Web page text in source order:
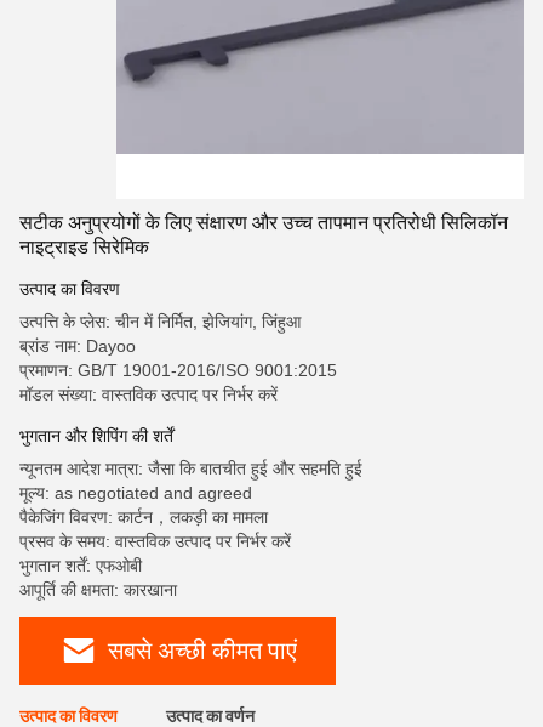
सटीक अनुप्रयोगों के लिए संक्षारण और उच्च तापमान प्रतिरोधी सिलिकॉन
नाइट्राइड सिरेमिक
उत्पाद का विवरण
उत्पत्ति के प्लेस: चीन में निर्मित, झेजियांग, जिंहुआ
ब्रांड नाम: Dayoo
प्रमाणन: GB/T 19001-2016/ISO 9001:2015
मॉडल संख्या: वास्तविक उत्पाद पर निर्भर करें
भुगतान और शिपिंग की शर्तें
न्यूनतम आदेश मात्रा: जैसा कि बातचीत हुई और सहमति हुई
मूल्य: as negotiated and agreed
पैकेजिंग विवरण: कार्टन，लकड़ी का मामला
प्रसव के समय: वास्तविक उत्पाद पर निर्भर करें
भुगतान शर्तें: एफओबी
आपूर्ति की क्षमता: कारखाना
सबसे अच्छी कीमत पाएं
उत्पाद का विवरण उत्पाद का वर्णन